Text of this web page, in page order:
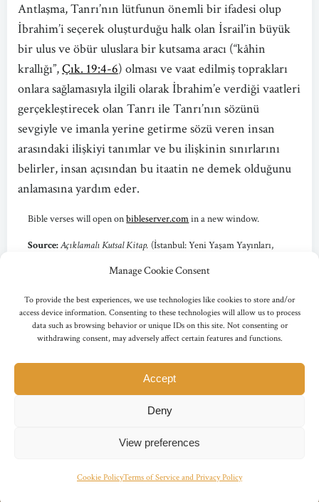
Manage Cookie Consent
To provide the best experiences, we use technologies like cookies to store and/or
access device information. Consenting to these technologies will allow us to process
data such as browsing behavior or unique IDs on this site. Not consenting or
withdrawing consent, may adversely affect certain features and functions.
Accept
Deny
View preferences
Cookie PolicyTerms of Service and Privacy Policy
Antlaşma, Tanrı’nın lütfunun önemli bir ifadesi olup
İbrahim’i seçerek oluşturduğu halk olan İsrail’in büyük
bir ulus ve öbür uluslara bir kutsama aracı (“kâhin
krallığı”,Çık. 19:4-6) olması ve vaat edilmiş toprakları
onlara sağlamasıyla ilgili olarak İbrahim’e verdiği vaatleri
gerçekleştirecek olan Tanrı ile Tanrı’nın sözünü
sevgiyle ve imanla yerine getirme sözü veren insan
arasındaki ilişkiyi tanımlar ve bu ilişkinin sınırlarını
belirler, insan açısından bu itaatin ne demek olduğunu
anlamasına yardım eder.
Bible verses will open onbibleserver.comin a new window.
Source:Açıklamalı Kutsal Kitap. (İstanbul: Yeni Yaşam Yayınları,
© 2011-2026 Tanrıbilim Hazinesi editorial team. All Rights reserved.
All content on this site is used under license of the copyright